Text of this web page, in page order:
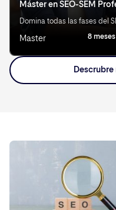
Máster en SEO-SEM
Domina todas las fases del
Master 8 meses